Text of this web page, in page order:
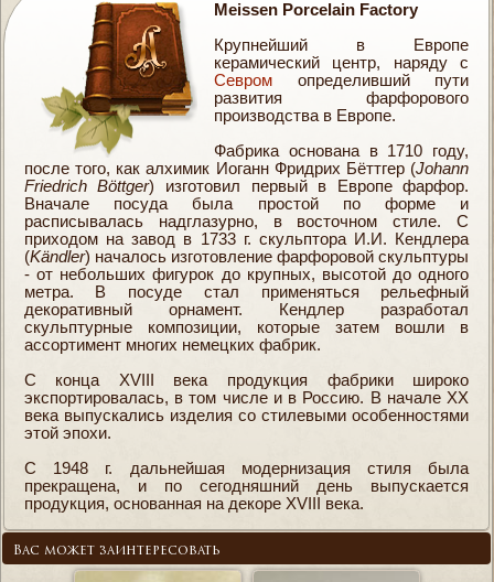
Meissen Porcelain Factory
Крупнейший в Европе
керамический центр, наряду с
Севромопределивший пути
развития фарфорового
производства в Европе.
Фабрика основана в 1710 году,
после того, как алхимик Иоганн Фридрих Бёттгер (Johann
Friedrich Böttger) изготовил первый в Европе фарфор.
Вначале посуда была простой по форме и
расписывалась надглазурно, в восточном стиле. С
приходом на завод в 1733 г. скульптора И.И. Кендлера
(Kändler) началось изготовление фарфоровой скульптуры
- от небольших фигурок до крупных, высотой до одного
метра. В посуде стал применяться рельефный
декоративный орнамент. Кендлер разработал
скульптурные композиции, которые затем вошли в
ассортимент многих немецких фабрик.
С конца XVIII века продукция фабрики широко
экспортировалась, в том числе и в Россию. В начале ХХ
века выпускались изделия со стилевыми особенностями
этой эпохи.
С 1948 г. дальнейшая модернизация стиля была
прекращена, и по сегодняшний день выпускается
продукция, основанная на декоре XVIII века.
Вас может заинтересовать